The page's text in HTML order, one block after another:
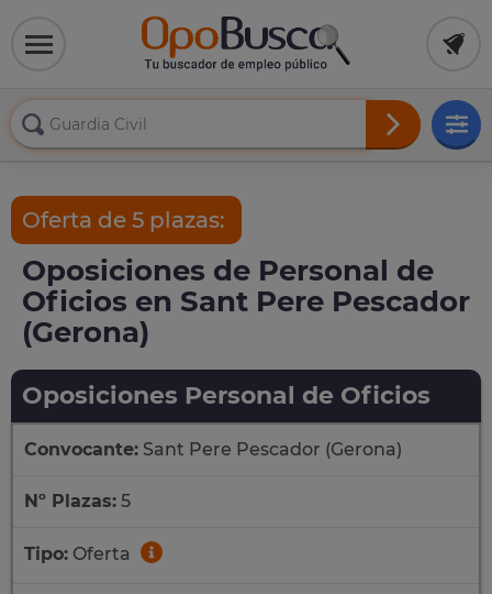
Oferta de 5 plazas:
Oposiciones de Personal de
Oficios en Sant Pere Pescador
(Gerona)
Oposiciones Personal de Oficios
Convocante: Sant Pere Pescador (Gerona)
Nº Plazas: 5
Tipo: Oferta